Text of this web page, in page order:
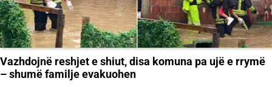
Vazhdojnë reshjet e shiut, disa komuna pa ujë e rrymë
– shumë familje evakuohen